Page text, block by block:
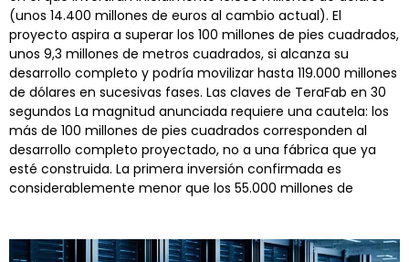
(unos 14.400 millones de euros al cambio actual). El
proyecto aspira a superar los 100 millones de pies cuadrados,
unos 9,3 millones de metros cuadrados, si alcanza su
desarrollo completo y podría movilizar hasta 119.000 millones
de dólares en sucesivas fases. Las claves de TeraFab en 30
segundos La magnitud anunciada requiere una cautela: los
más de 100 millones de pies cuadrados corresponden al
desarrollo completo proyectado, no a una fábrica que ya
esté construida. La primera inversión confirmada es
considerablemente menor que los 55.000 millones de